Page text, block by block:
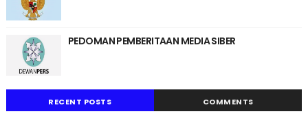
PEDOMAN PEMBERITAAN MEDIA SIBER
RECENT POSTS COMMENTS